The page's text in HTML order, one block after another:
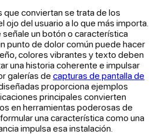
conviertan se trata de los
ojo del usuario a lo que más importa.
un botón o característica
punto de dolor común puede hacer
colores vibrantes y texto deben
una historia coherente e impulsar
galerías de capturas de pantalla de
proporciona ejemplos
principales convierten
en herramientas poderosas de
una característica como una
impulsa esa instalación.